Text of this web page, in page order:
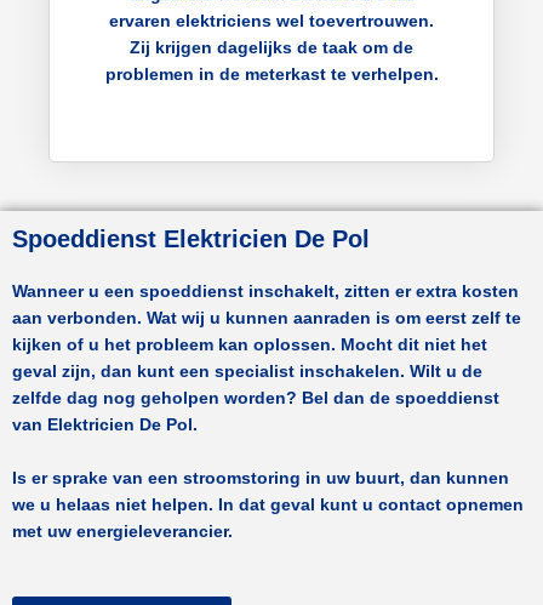
ervaren elektriciens wel toevertrouwen.
Zij krijgen dagelijks de taak om de
problemen in de meterkast te verhelpen.
Spoeddienst Elektricien De Pol
Wanneer u een spoeddienst inschakelt, zitten er extra kosten
aan verbonden. Wat wij u kunnen aanraden is om eerst zelf te
kijken of u het probleem kan oplossen. Mocht dit niet het
geval zijn, dan kunt een specialist inschakelen. Wilt u de
zelfde dag nog geholpen worden? Bel dan de spoeddienst
van Elektricien De Pol.
Is er sprake van een stroomstoring in uw buurt, dan kunnen
we u helaas niet helpen. In dat geval kunt u contact opnemen
met uw energieleverancier.